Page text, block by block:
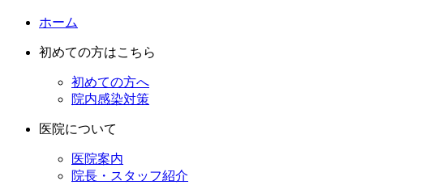
ホーム
初めての方はこちら
初めての方へ
院内感染対策
医院について
医院案内
院長・スタッフ紹介